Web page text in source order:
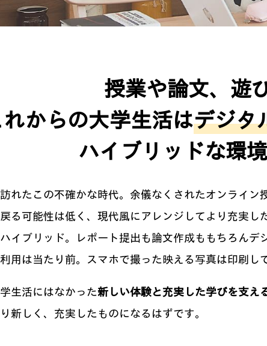
授業や論文、遊
れからの大学生活はデジタ
ハイブリッドな環
れたこの不確かな時代。余儀なくされたオンライ
る可能性は低く、現代風にアレンジしてより充実
イブリッド。レポート提出も論文作成ももちろん
用は当たり前。スマホで撮った映える写真は印刷し
生活にはなかった新しい体験と充実した学びを支え
新しく、充実したものになるはずです。